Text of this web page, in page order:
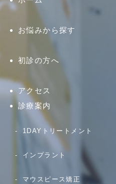
お悩みから探す
初診の方へ
アクセス
診療案内
1DAYトリートメント
インプラント
マウスピース矯正